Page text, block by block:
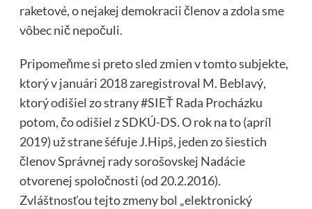
raketové, o nejakej demokracii členov a zdola sme
vôbec nič nepočuli.
Pripomeňme si preto sled zmien v tomto subjekte,
ktorý v januári 2018 zaregistroval M. Beblavý,
ktorý odišiel zo strany #SIEŤ Rada Procházku
potom, čo odišiel z SDKÚ-DS. O rok na to (apríl
2019) už strane šéfuje J.Hipš, jeden zo šiestich
členov Správnej rady sorošovskej Nadácie
otvorenej spoločnosti (od 20.2.2016).
Zvláštnosťou tejto zmeny bol „elektronický